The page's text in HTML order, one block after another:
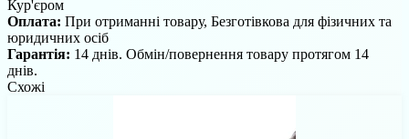
Кур'єром
Оплата: При отриманні товару, Безготівкова для фізичних та
юридичних осіб
Гарантія: 14 днів. Обмін/повернення товару протягом 14
днів.
Схожі